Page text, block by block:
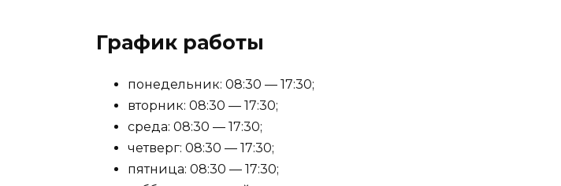
График работы
понедельник: 08:30 — 17:30;
вторник: 08:30 — 17:30;
среда: 08:30 — 17:30;
четверг: 08:30 — 17:30;
пятница: 08:30 — 17:30;